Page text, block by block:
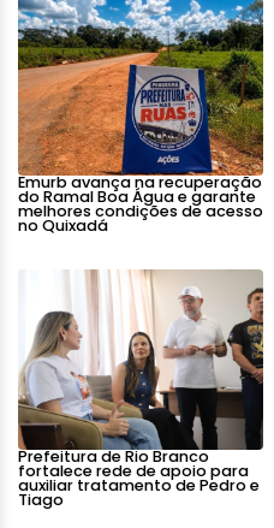
Emurb avança na recuperação
do Ramal Boa Água e garante
melhores condições de acesso
no Quixadá
Prefeitura de Rio Branco
fortalece rede de apoio para
auxiliar tratamento de Pedro e
Tiago